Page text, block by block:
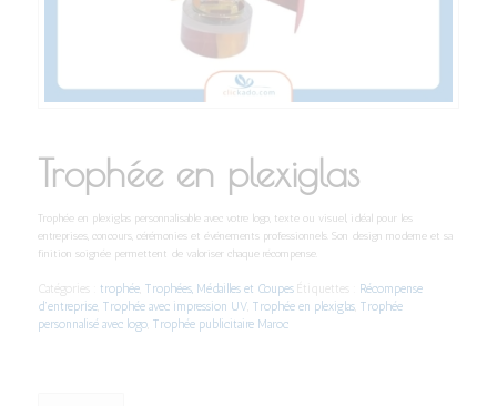
Trophée en plexiglas
Trophée en plexiglas personnalisable avec votre logo, texte ou visuel, idéal pour les
entreprises, concours, cérémonies et événements professionnels. Son design moderne et sa
finition soignée permettent de valoriser chaque récompense.
Catégories : trophée, Trophées, Médailles et Coupes Étiquettes :
Récompense
d’entreprise, Trophée avec impression UV, Trophée en plexiglas, Trophée
personnalisé avec logo, Trophée publicitaire Maroc